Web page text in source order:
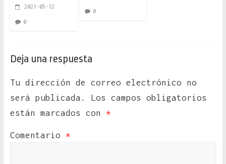
2021-05-12
0
0
Deja una respuesta
Tu dirección de correo electrónico no
será publicada.
Los campos obligatorios
están marcados con *
Comentario *